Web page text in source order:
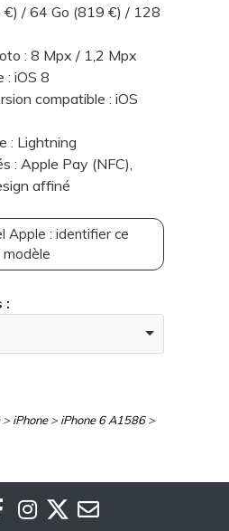
€) / 64 Go (819 €) / 128
: 8 Mpx / 1,2 Mpx
: iOS 8
compatible : iOS
: Lightning
: Apple Pay (NFC),
affiné
Apple : identifier ce
modèle
:
> iPhone> iPhone 6 A1586>